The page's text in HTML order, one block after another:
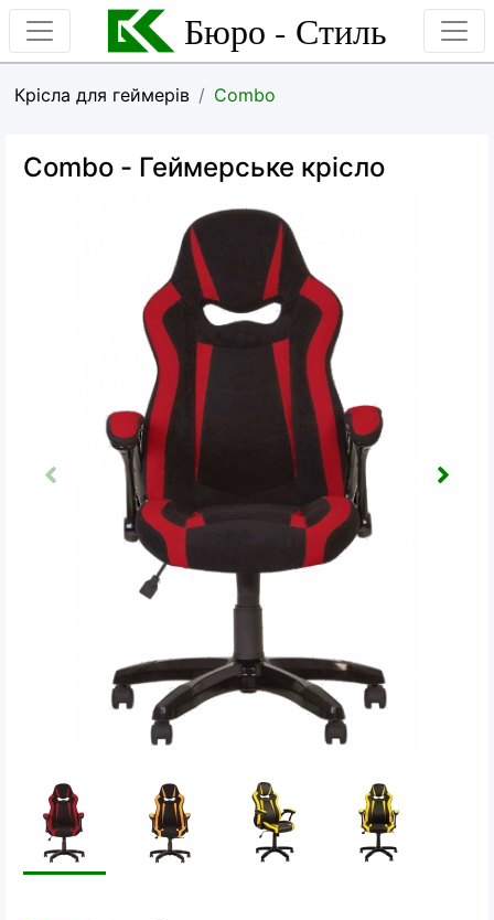
Бюро - Стиль
Крісла для геймерів Combo
Combo - Геймерське крісло